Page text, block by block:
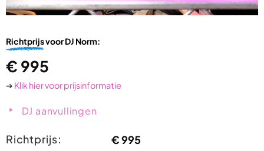
Richtprijsvoor DJ Norm:
€ 995
➔ Klik hier voor prijsinformatie
DJ aanvullingen
Richtprijs: €995